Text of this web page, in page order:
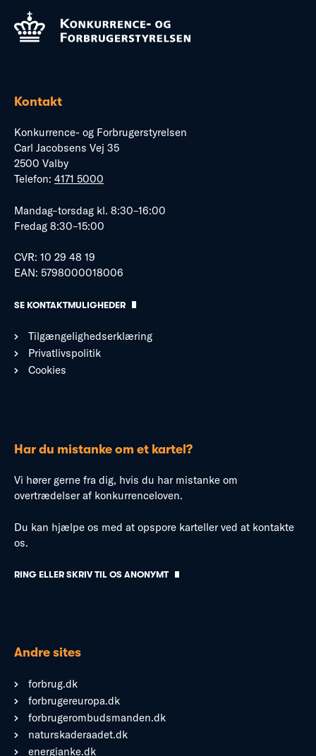
Kontakt
Konkurrence- og Forbrugerstyrelsen
Carl Jacobsens Vej 35
2500 Valby
Telefon: 4171 5000
Mandag–torsdag kl. 8:30–16:00
Fredag 8:30–15:00
CVR: 10 29 48 19
EAN: 5798000018006
SE KONTAKTMULIGHEDER
Tilgængelighedserklæring
Privatlivspolitik
Cookies
Har du mistanke om et kartel?
Vi hører gerne fra dig, hvis du har mistanke om
overtrædelser af konkurrenceloven.
Du kan hjælpe os med at opspore karteller ved at kontakte
os.
RING ELLER SKRIV TIL OS ANONYMT
Andre sites
forbrug.dk
forbrugereuropa.dk
forbrugerombudsmanden.dk
naturskaderaadet.dk
energianke.dk